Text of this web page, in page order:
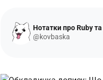
Нотатки про Ruby та
@kovbaska